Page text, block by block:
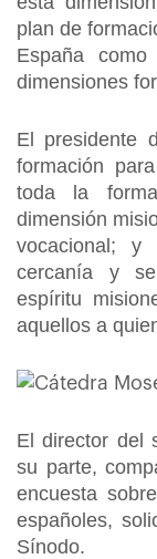
plan de
España
dimensiones
El presidente
formación
toda la
dimensión
vocacional;
cercanía y
espíritu
aquellos a
El director del
su parte,
encuesta
españoles,
Sínodo.